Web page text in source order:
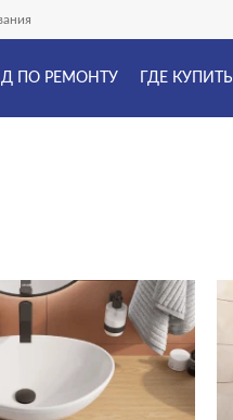
ПО РЕМОНТУ ГДЕ КУПИТЬ